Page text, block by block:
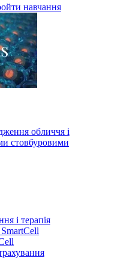
навчання
обличчя і
стовбуровими
і терапія